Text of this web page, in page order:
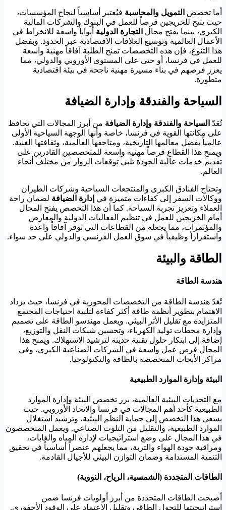
أما تخصص التمويل والمحاسبة فيُعتبر أساسياً لنجاح المؤسسات،
حيث يتيح للخريجين فرصاً للعمل في البنوك والشركات المالية
الكبرى، بينما يفتح مجال التجارة الدولية أبواباً واسعة للانخراط في
الأعمال العالمية وتوسيع العلاقات الاقتصادية عبر الحدود. وبفضل
هذا التنوع، فإن هذه التخصصات تمنح الطلبة آفاقاً مهنية واسعة
للعمل في فرنسا، أو حتى على المستوى الأوروبي والدولي، مما
يعزز فرصهم في بناء مسيرة مهنية ناجحة في بيئة اقتصادية
متطورة.
السياحة والفندقة وإدارة الضيافة
تُعَدّ السياحة والفندقة وإدارة الضيافة من أبرز المجالات التي تحافظ
على مكانتها القوية في فرنسا، خاصة وأنها الوجهة السياحية الأولى
عالمياً بفضل معالمها التاريخية، ومتاحفها العالمية، وثقافتها الغنية.
ويمنح هذا القطاع فرصاً مهنية واسعة للمتخصصين القادرين على
تقديم خدمات عالية الجودة تلبي توقعات الزوار من مختلف أنحاء
العالم.
وتحتاج الفنادق الكبرى والمنتجعات السياحية وشركات الطيران
ووكالات السفر إلى كفاءات متميزة في إدارة الضيافة لضمان راحة
العملاء وتعزيز تجربة السياحة. كما أن هذا التخصص يفتح المجال
أمام الخريجين للعمل في تنظيم الفعاليات الدولية والمعارض
والمؤتمرات، مما يجعله من القطاعات التي توفر آفاقاً واعدة
واستقراراً وظيفياً في سوق العمل الفرنسي والدولي على حد سواء.
الطاقة والبيئة
هندسة الطاقة
تُعَدّ هندسة الطاقة من التخصصات المحورية في فرنسا، حيث يزداد
الاهتمام بتطوير أنظمة طاقة أكثر كفاءة لتلبية احتياجات المجتمع
المتزايدة مع تقليل الأثر البيئي. ويعمل مهندسو الطاقة على تصميم
وإدارة محطات توليد الكهرباء، وتحسين شبكات النقل والتوزيع،
إضافة إلى ابتكار حلول تقنية حديثة لترشيد الاستهلاك. ويمنح هذا
المجال فرص عمل واسعة في الشركات الصناعية الكبرى، وفي
مراكز الأبحاث المتخصصة بالطاقة والتكنولوجيا.
البيئة وإدارة الموارد الطبيعية
مع التحديات البيئية العالمية، برز تخصص البيئة وإدارة الموارد
الطبيعية كأحد أهم المجالات في فرنسا والاتحاد الأوروبي. حيث
يسعى هذا التخصص إلى حماية النظم البيئية، وترشيد استغلال
الموارد الطبيعية، والتقليل من التلوث الصناعي. ويعمل المتخصصون
في هذا المجال على وضع استراتيجيات لإدارة المياه والغابات،
ومراقبة جودة الهواء والتربة، مما يجعلهم عنصراً أساسياً في تحقيق
التنمية المستدامة وضمان التوازن البيئي للأجيال القادمة.
الطاقات المتجددة (الشمسية، الرياح، النووية)
أصبحت الطاقات المتجددة من أبرز أولويات فرنسا ضمن
استراتيجيتها للتحول الطاقي وتقليل الاعتماد على الوقود الأحفوري.